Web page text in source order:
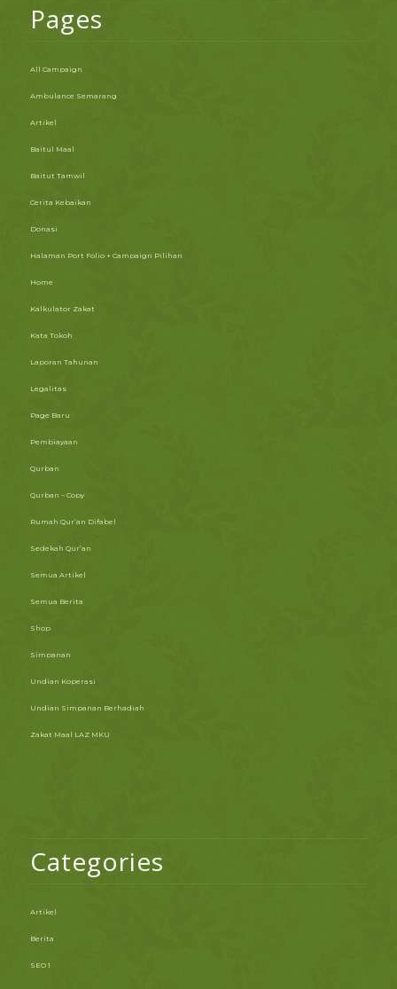
Pages
All Campaign
Ambulance Semarang
Artikel
Baitul Maal
Baitut Tamwil
Cerita Kebaikan
Donasi
Halaman Port Folio + Campaign Pilihan
Home
Kalkulator Zakat
Kata Tokoh
Laporan Tahunan
Legalitas
Page Baru
Pembiayaan
Qurban
Qurban – Copy
Rumah Qur’an Difabel
Sedekah Qur’an
Semua Artikel
Semua Berita
Shop
Simpanan
Undian Koperasi
Undian Simpanan Berhadiah
Zakat Maal LAZ MKU
Categories
Artikel
Berita
SEO 1